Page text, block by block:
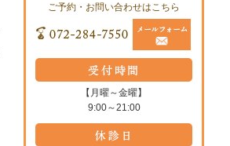
ご予約・お問い合わせはこちら
【月曜～金曜】
9:00～21:00